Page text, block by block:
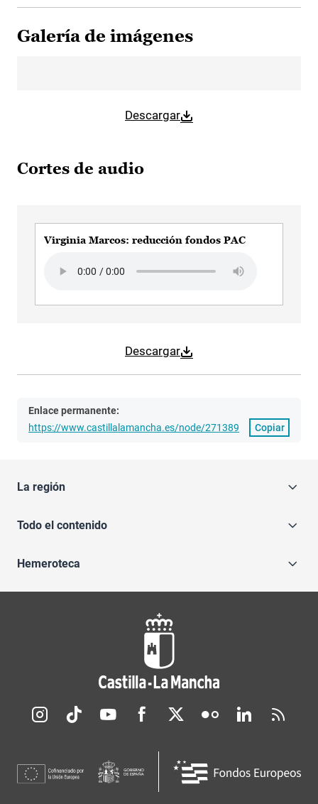
Galería de imágenes
Descargar
Cortes de audio
Descargar
Virginia Marcos: reducción fondos PAC
Enlace permanente:
https://www.castillalamancha.es/node/271389
Copiar
La región
Todo el contenido
Hemeroteca
Redes sociales JCCM